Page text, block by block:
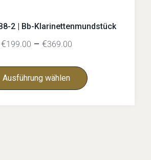
2 | Bb-Klarinettenmundstück
€199.00 – €369.00
Ausführung wählen